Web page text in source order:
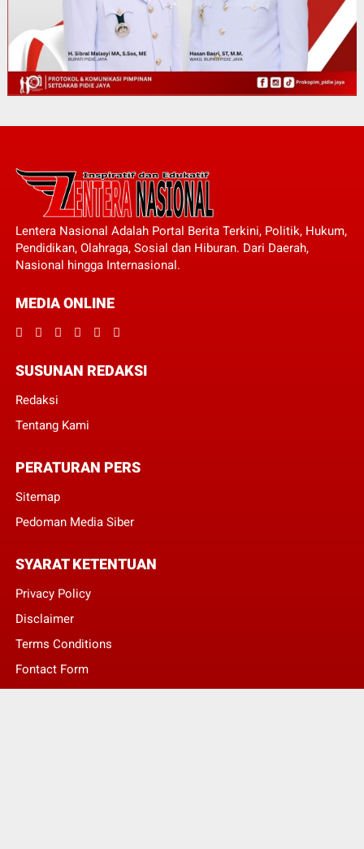
Lentera Nasional Adalah Portal Berita Terkini, Politik, Hukum,
Pendidikan, Olahraga, Sosial dan Hiburan. Dari Daerah,
Nasional hingga Internasional.
MEDIA ONLINE
SUSUNAN REDAKSI
Redaksi
Tentang Kami
PERATURAN PERS
Sitemap
Pedoman Media Siber
SYARAT KETENTUAN
Privacy Policy
Disclaimer
Terms Conditions
Fontact Form